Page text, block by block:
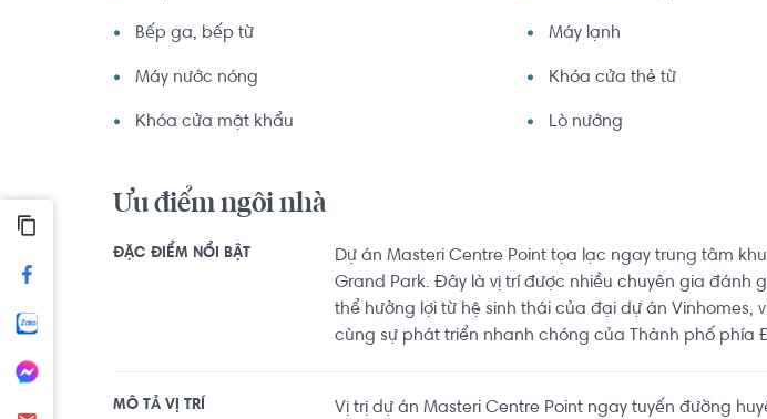
Bếp ga, bếp từ Máy lạnh
Máy nước nóng Khóa cửa thẻ từ
Khóa cửa mật khẩu Lò nướng
Ưu điểm ngôi nhà
ĐẶC ĐIỂM NỔI BẬT
Dự án Masteri Centre Point tọa lạc ngay trung tâm
Grand Park. Đây là vị trí được nhiều chuyên gia đánh
thể hưởng lợi từ hệ sinh thái của đại dự án Vinhomes,
cùng sự phát triển nhanh chóng của Thành phố phía
MÔ TẢ VỊ TRÍ
Vị trị dự án Masteri Centre Point ngay tuyến đường